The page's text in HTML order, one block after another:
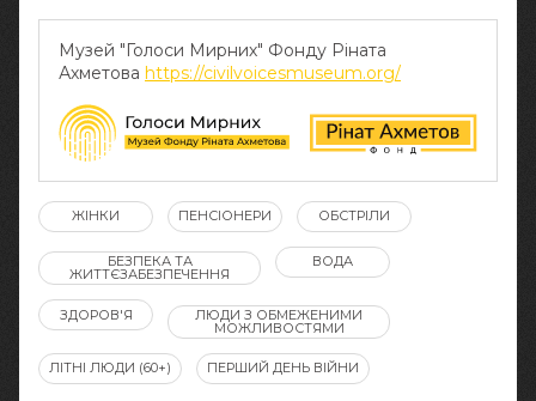
Музей "Голоси Мирних" Фонду Ріната
Ахметова https://civilvoicesmuseum.org/
ЖІНКИ ПЕНСІОНЕРИ ОБСТРІЛИ
БЕЗПЕКА ТА
ЖИТТЄЗАБЕЗПЕЧЕННЯ
ВОДА
ЗДОРОВ'Я ЛЮДИ З ОБМЕЖЕНИМИ
МОЖЛИВОСТЯМИ
ЛІТНІ ЛЮДИ (60+) ПЕРШИЙ ДЕНЬ ВІЙНИ